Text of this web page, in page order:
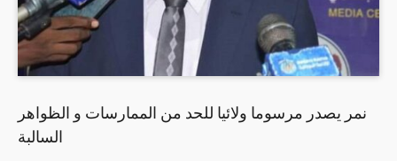
نمر يصدر مرسوما ولائيا للحد من الممارسات و الظواهر
السالبة